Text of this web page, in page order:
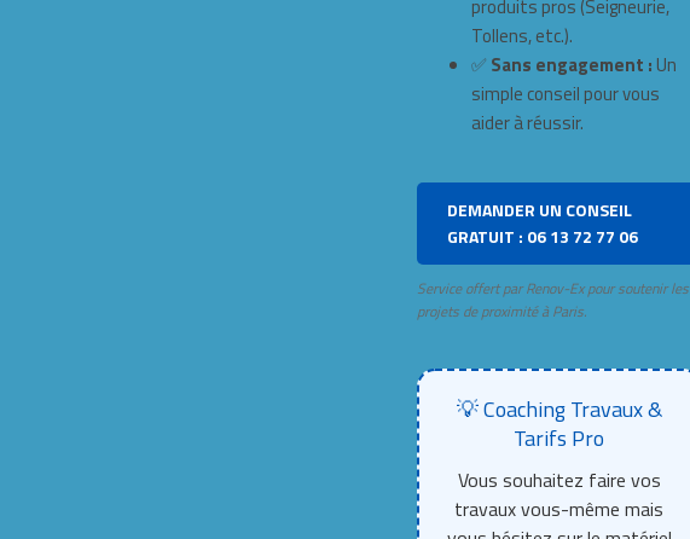
produits pros (Seigneurie,
Tollens, etc.).
✅ Sans engagement : Un
simple conseil pour vous
aider à réussir.
DEMANDER UN CONSEIL
GRATUIT : 06 13 72 77 06
Service offert par Renov-Ex pour soutenir les
projets de proximité à Paris.
💡 Coaching Travaux &
Tarifs Pro
Vous souhaitez faire vos
travaux vous-même mais